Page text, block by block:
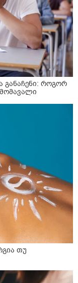
განაჩენი: როგორ
თუ